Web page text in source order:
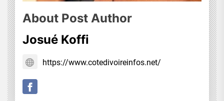
About Post Author
Josué Koffi
https://www.cotedivoireinfos.net/